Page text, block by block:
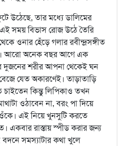
উঠেছে, তার মধ্যে ডালিমের
সময় বিভাস রোজ উঠে তৈরি
ওনার হেঁড়ে গলার রবীন্দ্রসঙ্গীত
আরো অনেক বছর আগে এক
দুজনের শরীর আপনা থেকেই ঘন
যেত অকারণেই। তাড়াতাড়ি
চাইতেন কিন্তু লিপিকাও তখন
ওঠাবেন না, বরং পা দিয়ে
এই নিয়ে খুনসুটি করতে
একবার রাস্তায় স্পীড করার জন্য
বদনে সমস্যাটার কথা খুলে